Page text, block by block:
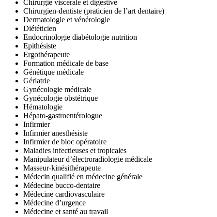
Chirurgie viscérale et digestive
Chirurgien-dentiste (praticien de l’art dentaire)
Dermatologie et vénérologie
Diététicien
Endocrinologie diabétologie nutrition
Epithésiste
Ergothérapeute
Formation médicale de base
Génétique médicale
Gériatrie
Gynécologie médicale
Gynécologie obstétrique
Hématologie
Hépato-gastroentérologue
Infirmier
Infirmier anesthésiste
Infirmier de bloc opératoire
Maladies infectieuses et tropicales
Manipulateur d’électroradiologie médicale
Masseur-kinésithérapeute
Médecin qualifié en médecine générale
Médecine bucco-dentaire
Médecine cardiovasculaire
Médecine d’urgence
Médecine et santé au travail